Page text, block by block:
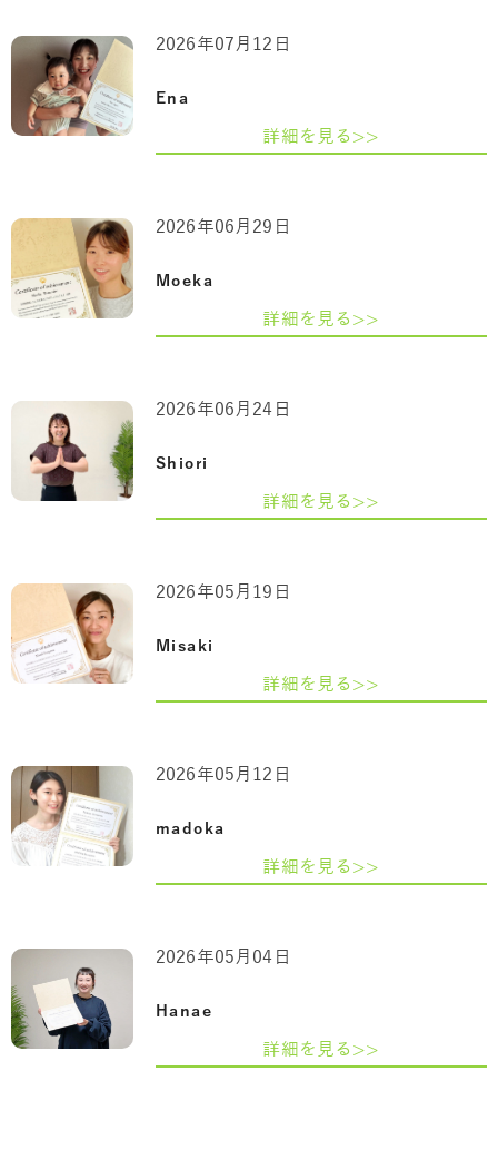
Ena
2026年07月12日
詳細を見る>>
Moeka
2026年06月29日
詳細を見る>>
Shiori
2026年06月24日
詳細を見る>>
Misaki
2026年05月19日
詳細を見る>>
madoka
2026年05月12日
詳細を見る>>
Hanae
2026年05月04日
詳細を見る>>